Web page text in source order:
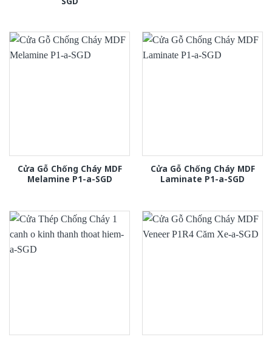
Cửa Gỗ Chống Cháy MDF
Melamine P1-a-SGD
Cửa Gỗ Chống Cháy MDF
Laminate P1-a-SGD